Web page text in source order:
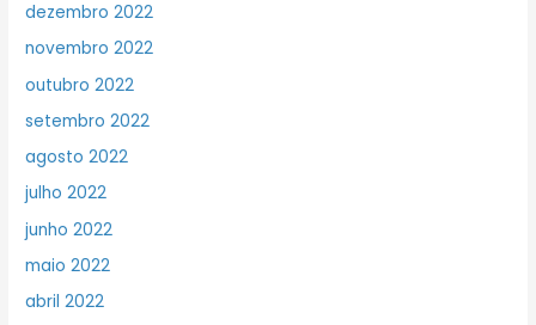
dezembro 2022
novembro 2022
outubro 2022
setembro 2022
agosto 2022
julho 2022
junho 2022
maio 2022
abril 2022